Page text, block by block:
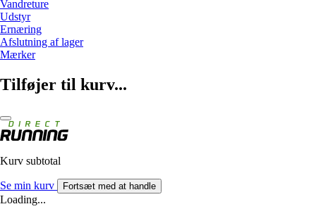
Vandreture
Udstyr
Ernæring
Afslutning af lager
Mærker
Tilføjer til kurv...
Kurv subtotal
Se min kurv Fortsæt med at handle
Loading...